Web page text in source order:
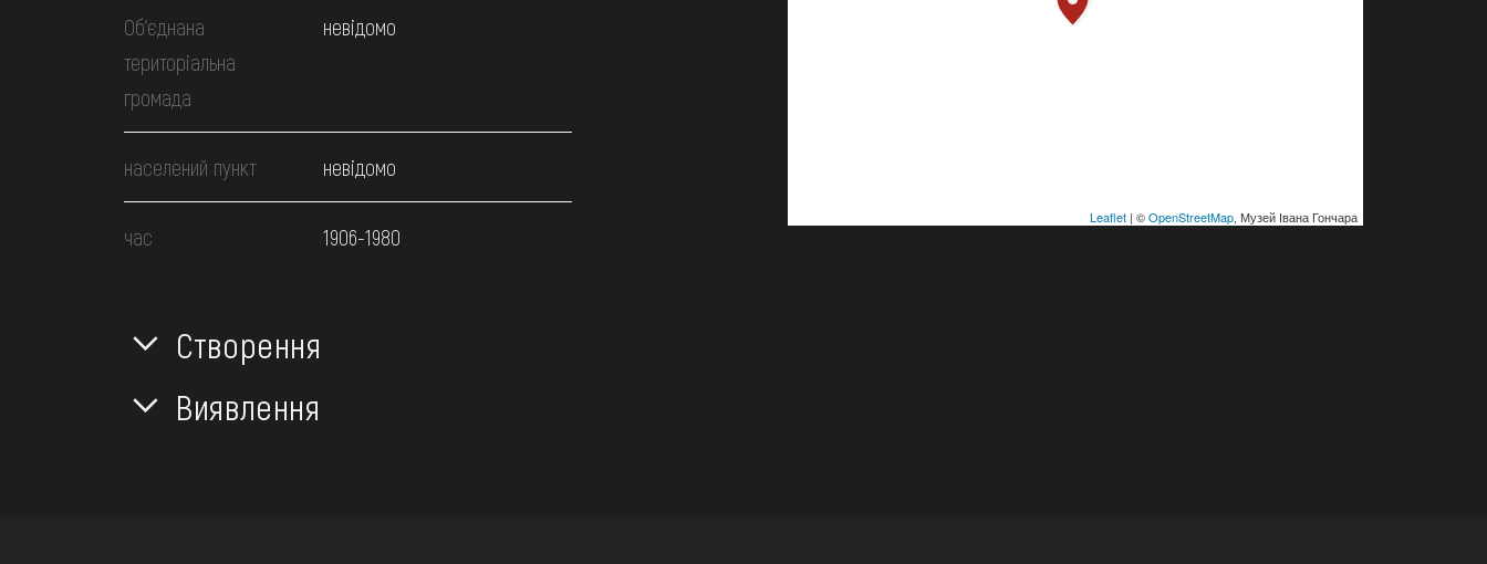
Об’єднана
територіальна
громада
невідомо
населений пункт невідомо
час 1906-1980
Leaflet | ©OpenStreetMap, Музей Івана Гончара
Створення
Виявлення